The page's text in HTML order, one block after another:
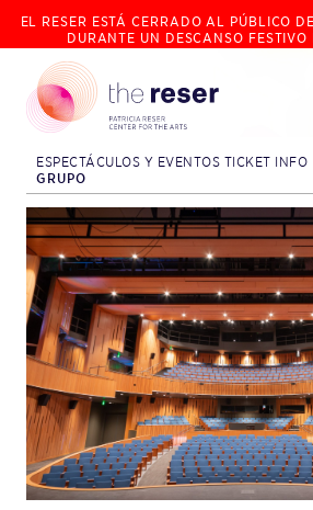
EL RESER ESTÁ CERRADO AL PÚBLICO
DURANTE UN DESCANSO
ESPECTÁCULOS Y EVENTOS TICKET INFO
GRUPO